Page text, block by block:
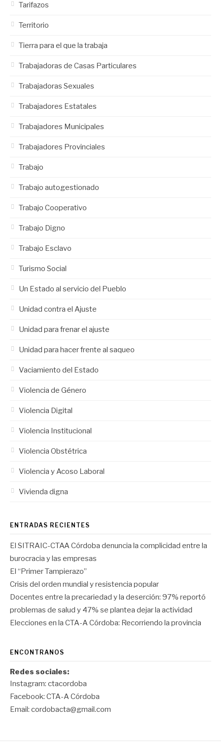
Tarifazos
Territorio
Tierra para el que la trabaja
Trabajadoras de Casas Particulares
Trabajadoras Sexuales
Trabajadores Estatales
Trabajadores Municipales
Trabajadores Provinciales
Trabajo
Trabajo autogestionado
Trabajo Cooperativo
Trabajo Digno
Trabajo Esclavo
Turismo Social
Un Estado al servicio del Pueblo
Unidad contra el Ajuste
Unidad para frenar el ajuste
Unidad para hacer frente al saqueo
Vaciamiento del Estado
Violencia de Género
Violencia Digital
Violencia Institucional
Violencia Obstétrica
Violencia y Acoso Laboral
Vivienda digna
ENTRADAS RECIENTES
El SITRAIC-CTAA Córdoba denuncia la complicidad entre la
burocracia y las empresas
El “Primer Tampierazo”
Crisis del orden mundial y resistencia popular
Docentes entre la precariedad y la deserción: 97% reportó
problemas de salud y 47% se plantea dejar la actividad
Elecciones en la CTA-A Córdoba: Recorriendo la provincia
ENCONTRANOS
Redes sociales:
Instagram: ctacordoba
Facebook: CTA-A Córdoba
Email: cordobacta@gmail.com